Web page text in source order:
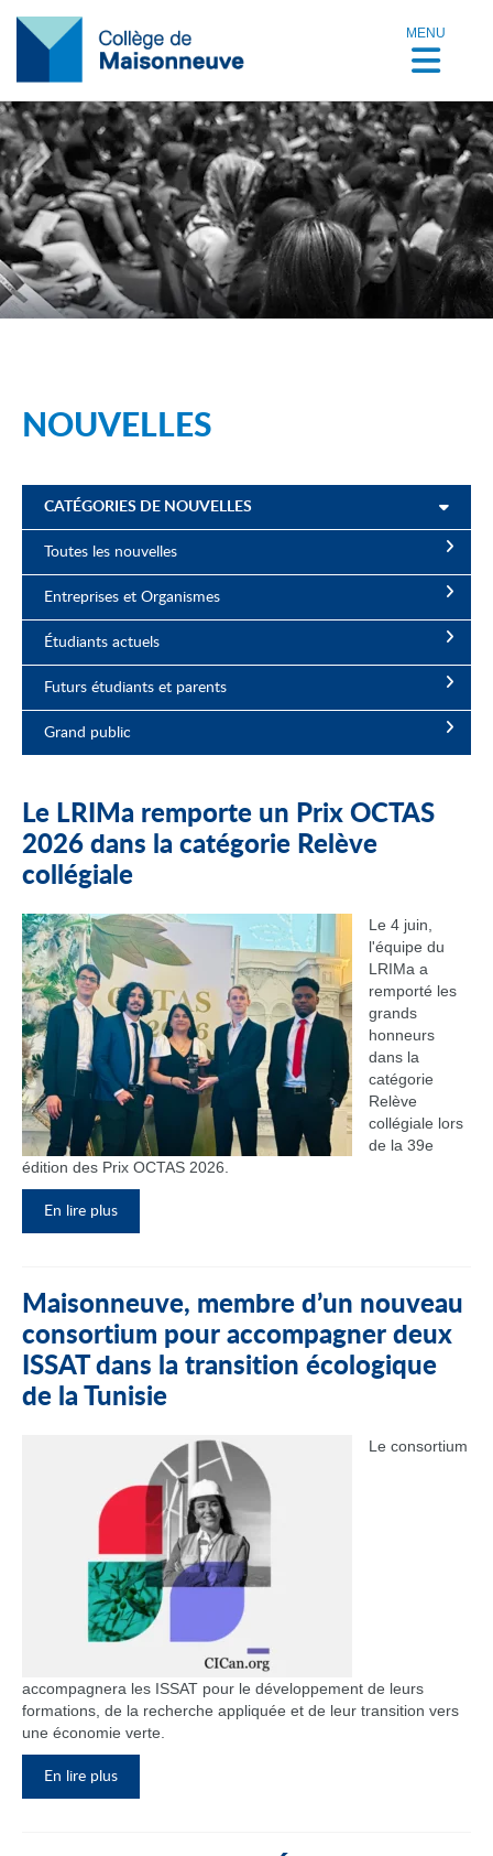
MENU
NOUVELLES
CATÉGORIES DE NOUVELLES
Toutes les nouvelles
Entreprises et Organismes
Étudiants actuels
Futurs étudiants et parents
Grand public
Le LRIMa remporte un Prix OCTAS
2026 dans la catégorie Relève
collégiale
Le 4 juin,
l'équipe du
LRIMa a
remporté les
grands
honneurs
dans la
catégorie
Relève
collégiale lors
de la 39e
édition des Prix OCTAS 2026.
En lire plus
Maisonneuve, membre d’un nouveau
consortium pour accompagner deux
ISSAT dans la transition écologique
de la Tunisie
Le consortium
accompagnera les ISSAT pour le développement de leurs
formations, de la recherche appliquée et de leur transition vers
une économie verte.
En lire plus